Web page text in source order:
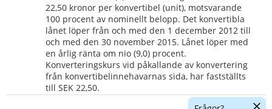
22,50 kronor per konvertibel (unit), motsvarande
100 procent av nominellt belopp. Det konvertibla
lånet löper från och med den 1 december 2012 till
och med den 30 november 2015. Lånet löper med
en årlig ränta om nio (9,0) procent.
Konverteringskurs vid påkallande av konvertering
från konvertibelinnehavarnas sida, har fastställts
till SEK 22,50.
Dölj